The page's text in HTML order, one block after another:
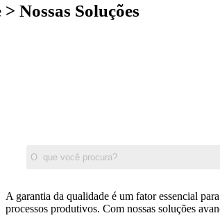
Nossas Soluções
A garantia da qualidade é um fator essencial
processos produtivos. Com nossas soluções